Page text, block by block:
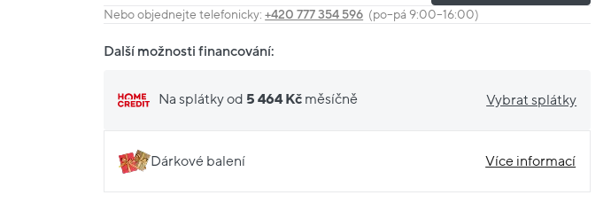
Nebo objednejte telefonicky:+420 777 354 596 (po–pá 9:00–16:00)
Další možnosti financování:
Na splátky od 5 464 Kč měsíčně Vybrat splátky
Dárkové balení Více informací